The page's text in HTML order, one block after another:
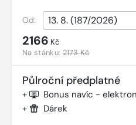
Od:
2166 Kč
Na stánku:2173 Kč
Půlroční předplatné
+ Bonus navíc -
+ Dárek